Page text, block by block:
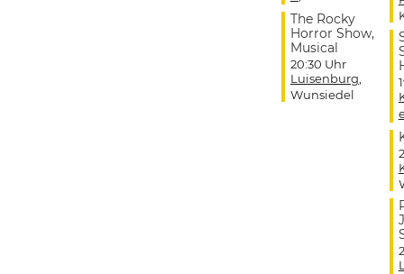
The Rocky
Horror Show,
Musical
20:30 Uhr
Luisenburg
Wunsiedel